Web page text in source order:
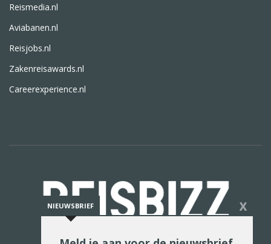
Reismedia.nl
Aviabanen.nl
Reisjobs.nl
Zakenreisawards.nl
Careerexperience.nl
NIEUWSBRIEF X